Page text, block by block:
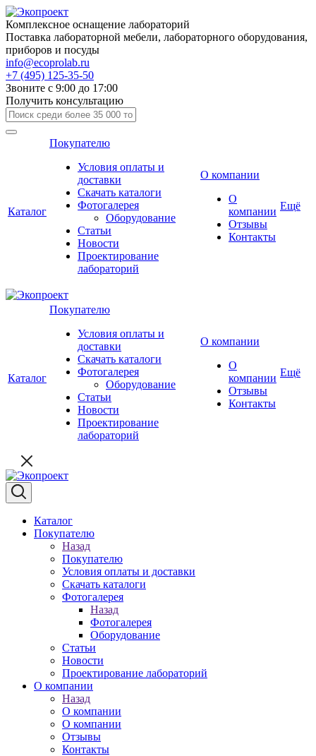
Комплексное оснащение лабораторий
Поставка лабораторной мебели, лабораторного оборудования,
приборов и посуды
info@ecoprolab.ru
+7 (495) 125-35-50
Звоните с 9:00 до 17:00
Получить консультацию
Каталог
Покупателю
Условия оплаты и
доставки
Скачать каталоги
Фотогалерея
Оборудование
Статьи
Новости
Проектирование
лабораторий
О компании
О
компании
Отзывы
Контакты
Ещё
Каталог
Покупателю
Условия оплаты и
доставки
Скачать каталоги
Фотогалерея
Оборудование
Статьи
Новости
Проектирование
лабораторий
О компании
О
компании
Отзывы
Контакты
Ещё
Каталог
Покупателю
Назад
Покупателю
Условия оплаты и доставки
Скачать каталоги
Фотогалерея
Назад
Фотогалерея
Оборудование
Статьи
Новости
Проектирование лабораторий
О компании
Назад
О компании
О компании
Отзывы
Контакты